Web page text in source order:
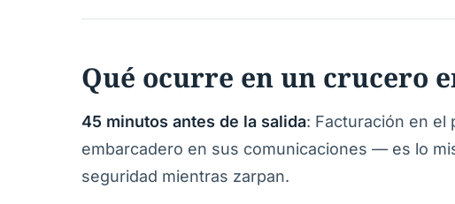
Qué ocurre en un crucero
45 minutos antes de la salida: Facturación en el
embarcadero en sus comunicaciones — es lo
seguridad mientras zarpan.